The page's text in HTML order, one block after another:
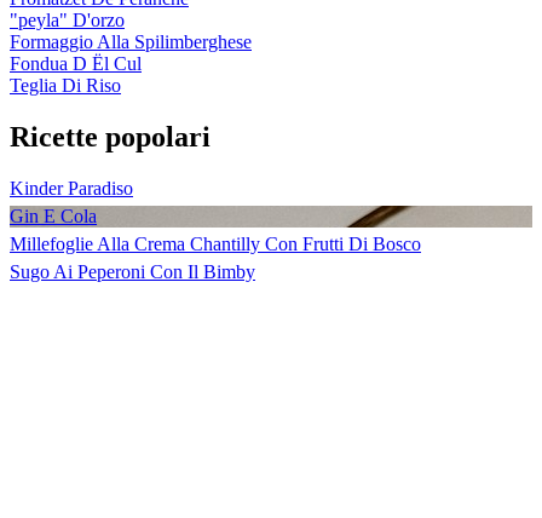
"peyla" D'orzo
Formaggio Alla Spilimberghese
Fondua D Ël Cul
Teglia Di Riso
Ricette popolari
Kinder Paradiso
Gin E Cola
Millefoglie Alla Crema Chantilly Con Frutti Di Bosco
Sugo Ai Peperoni Con Il Bimby